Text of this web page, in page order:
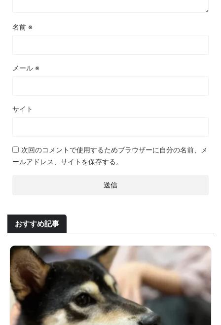
名前 ※
メール ※
サイト
次回のコメントで使用するためブラウザーに自分の名前、メ
ールアドレス、サイトを保存する。
おすすめ記事